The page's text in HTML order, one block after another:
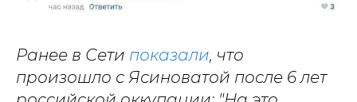
Ранее в Сети показали, что
произошло с Ясиноватой после 6 лет